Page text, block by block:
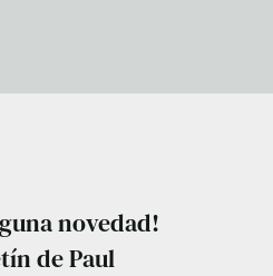
novedad!
de Paul